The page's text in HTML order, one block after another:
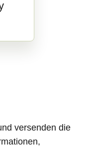
versenden die